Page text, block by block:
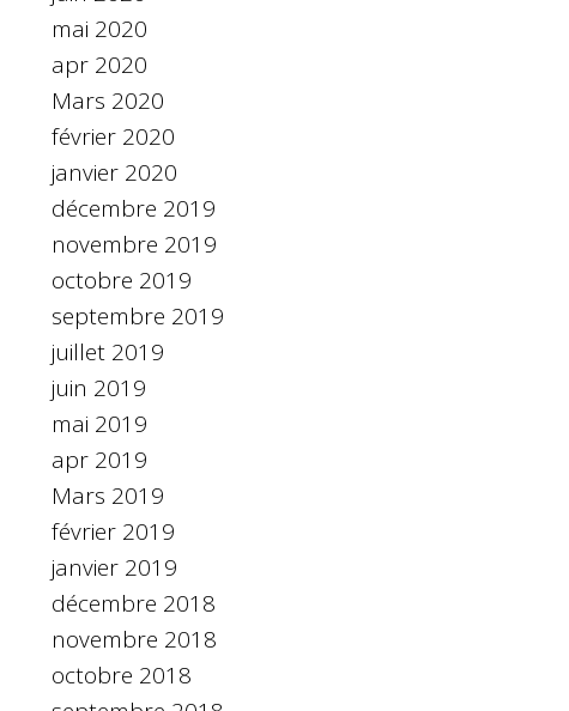
mai 2020
apr 2020
Mars 2020
février 2020
janvier 2020
décembre 2019
novembre 2019
octobre 2019
septembre 2019
juillet 2019
juin 2019
mai 2019
apr 2019
Mars 2019
février 2019
janvier 2019
décembre 2018
novembre 2018
octobre 2018